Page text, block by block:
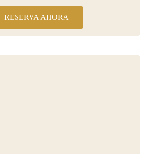
RESERVA AHORA